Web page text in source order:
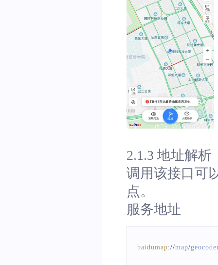
2.1.3 地址解析
调用该接口可
点。
服务地址
baidumap://map/